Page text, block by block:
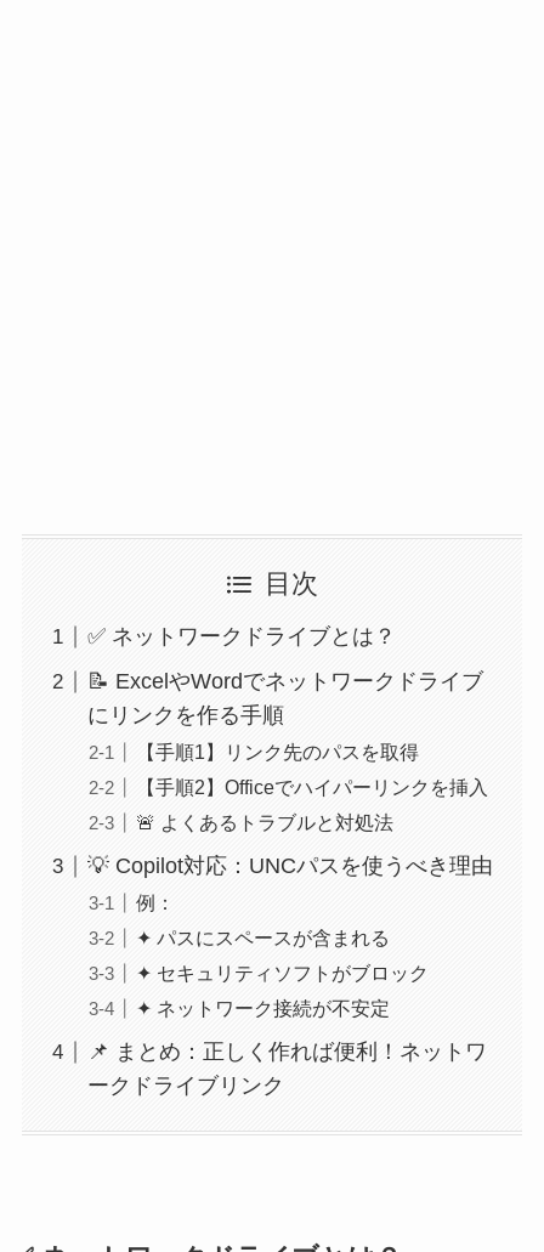
目次
✅ ネットワークドライブとは？
📝 ExcelやWordでネットワークドライブ
にリンクを作る手順
【手順1】リンク先のパスを取得
【手順2】Officeでハイパーリンクを挿入
🚨 よくあるトラブルと対処法
💡 Copilot対応：UNCパスを使うべき理由
例：
✦ パスにスペースが含まれる
✦ セキュリティソフトがブロック
✦ ネットワーク接続が不安定
📌 まとめ：正しく作れば便利！ネットワ
ークドライブリンク